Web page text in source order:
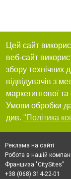
Цей сайт
веб-сайт
збору технічних
відвідувачів з
маркетингової та
Умови обробки
див. "Політика
Реклама на сайті
Робота в нашій
Франшиза "CitySites"
+38 (068) 314-22-01